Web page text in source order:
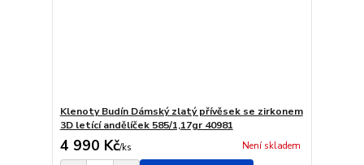
Klenoty Budín Dámský zlatý přívěsek se zirkonem
3D letící andělíček 585/1,17gr 40981
4 990 Kč/ks Není skladem